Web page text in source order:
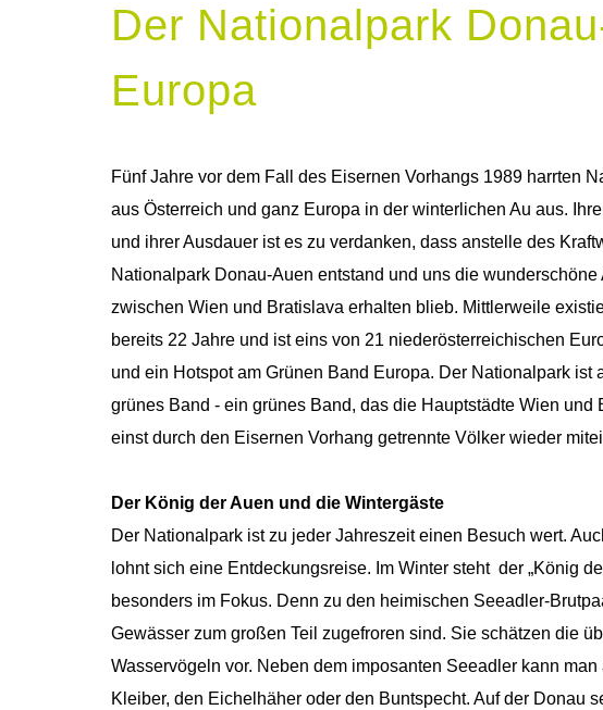
Der Nationalpark
Europa
Fünf Jahre vor dem Fall des Eisernen Vorhangs 1989 harrten
aus Österreich und ganz Europa in der winterlichen Au aus.
und ihrer Ausdauer ist es zu verdanken, dass anstelle des
Nationalpark Donau-Auen entstand und uns die wunderschöne
zwischen Wien und Bratislava erhalten blieb. Mittlerweile
bereits 22 Jahre und ist eins von 21 niederösterreichischen
und ein Hotspot am Grünen Band Europa. Der Nationalpark ist
grünes Band - ein grünes Band, das die Hauptstädte Wien und
einst durch den Eisernen Vorhang getrennte Völker wieder
Der König der Auen und die Wintergäste
Der Nationalpark ist zu jeder Jahreszeit einen Besuch wert.
lohnt sich eine Entdeckungsreise. Im Winter steht der „König
besonders im Fokus. Denn zu den heimischen Seeadler-
Gewässer zum großen Teil zugefroren sind. Sie schätzen die
Wasservögeln vor. Neben dem imposanten Seeadler kann
Kleiber, den Eichelhäher oder den Buntspecht. Auf der Donau